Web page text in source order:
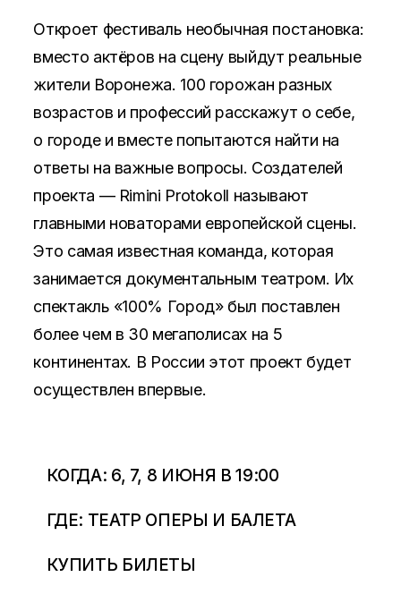
Откроет фестиваль необычная постановка:
вместо актёров на сцену выйдут реальные
жители Воронежа. 100 горожан разных
возрастов и профессий расскажут о себе,
о городе и вместе попытаются найти на
ответы на важные вопросы. Создателей
проекта — Rimini Protokoll называют
главными новаторами европейской сцены.
Это самая известная команда, которая
занимается документальным театром. Их
спектакль «100% Город» был поставлен
более чем в 30 мегаполисах на 5
континентах. В России этот проект будет
осуществлен впервые.
КОГДА: 6, 7, 8 ИЮНЯ В 19:00
ГДЕ: ТЕАТР ОПЕРЫ И БАЛЕТА
КУПИТЬ БИЛЕТЫ